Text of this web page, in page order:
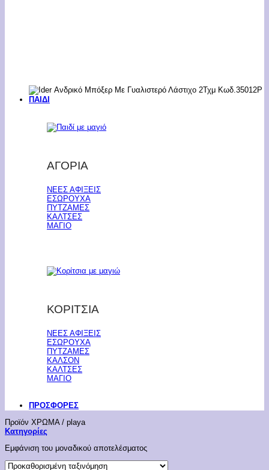
ΠΑΙΔΙ
ΑΓΟΡΙΑ
ΝΕΕΣ ΑΦΙΞΕΙΣ
ΕΣΩΡΟΥΧΑ
ΠΥΤΖΑΜΕΣ
ΚΑΛΤΣΕΣ
ΜΑΓΙΟ
ΚΟΡΙΤΣΙΑ
ΝΕΕΣ ΑΦΙΞΕΙΣ
ΕΣΩΡΟΥΧΑ
ΠΥΤΖΑΜΕΣ
ΚΑΛΣΟΝ
ΚΑΛΤΣΕΣ
ΜΑΓΙΟ
ΠΡΟΣΦΟΡΕΣ
Προϊόν ΧΡΩΜΑ / playa
Κατηγορίες
Εμφάνιση του μοναδικού αποτελέσματος